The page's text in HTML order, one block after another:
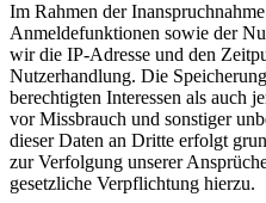
Im Rahmen der
Anmeldefunktionen sowie der
wir die IP-Adresse und den
Nutzerhandlung. Die
berechtigten Interessen als auch
vor Missbrauch und sonstiger
dieser Daten an Dritte erfolgt
zur Verfolgung unserer
gesetzliche Verpflichtung hierzu.